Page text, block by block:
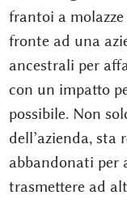
frantoi a
fronte ad una
ancestrali per
con un impatto
possibile. Non
dell’azienda, sta
abbandonati per
trasmettere ad